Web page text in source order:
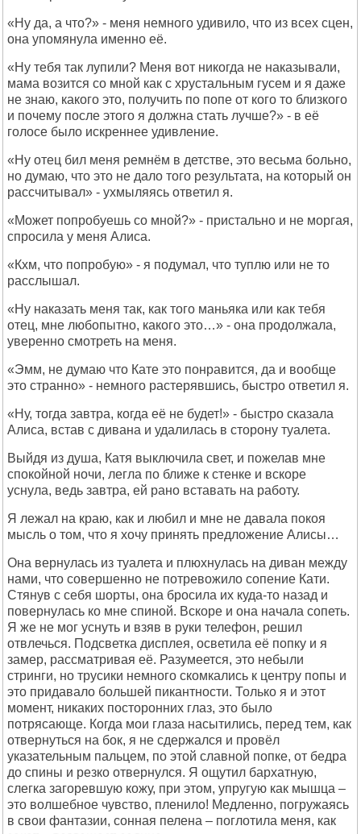
«Ну да, а что?» - меня немного удивило, что из всех сцен,
она упомянула именно её.
«Ну тебя так лупили? Меня вот никогда не наказывали,
мама возится со мной как с хрустальным гусем и я даже
не знаю, какого это, получить по попе от кого то близкого
и почему после этого я должна стать лучше?» - в её
голосе было искреннее удивление.
«Ну отец бил меня ремнём в детстве, это весьма больно,
но думаю, что это не дало того результата, на который он
рассчитывал» - ухмыляясь ответил я.
«Может попробуешь со мной?» - пристально и не моргая,
спросила у меня Алиса.
«Кхм, что попробую» - я подумал, что туплю или не то
расслышал.
«Ну наказать меня так, как того маньяка или как тебя
отец, мне любопытно, какого это…» - она продолжала,
уверенно смотреть на меня.
«Эмм, не думаю что Кате это понравится, да и вообще
это странно» - немного растерявшись, быстро ответил я.
«Ну, тогда завтра, когда её не будет!» - быстро сказала
Алиса, встав с дивана и удалилась в сторону туалета.
Выйдя из душа, Катя выключила свет, и пожелав мне
спокойной ночи, легла по ближе к стенке и вскоре
уснула, ведь завтра, ей рано вставать на работу.
Я лежал на краю, как и любил и мне не давала покоя
мысль о том, что я хочу принять предложение Алисы…
Она вернулась из туалета и плюхнулась на диван между
нами, что совершенно не потревожило сопение Кати.
Стянув с себя шорты, она бросила их куда-то назад и
повернулась ко мне спиной. Вскоре и она начала сопеть.
Я же не мог уснуть и взяв в руки телефон, решил
отвлечься. Подсветка дисплея, осветила её попку и я
замер, рассматривая её. Разумеется, это небыли
стринги, но трусики немного скомкались к центру попы и
это придавало большей пикантности. Только я и этот
момент, никаких посторонних глаз, это было
потрясающе. Когда мои глаза насытились, перед тем, как
отвернуться на бок, я не сдержался и провёл
указательным пальцем, по этой славной попке, от бедра
до спины и резко отвернулся. Я ощутил бархатную,
слегка загоревшую кожу, при этом, упругую как мышца –
это волшебное чувство, пленило! Медленно, погружаясь
в свои фантазии, сонная пелена – поглотила меня, как